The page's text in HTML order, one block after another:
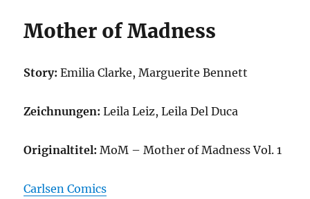
Mother of Madness
Story:Emilia Clarke, Marguerite Bennett
Zeichnungen:Leila Leiz, Leila Del Duca
Originaltitel:MoM – Mother of Madness Vol. 1
Carlsen Comics